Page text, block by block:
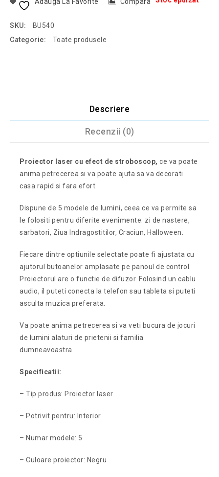
SKU:
BU540
Categorie:
Toate produsele
Descriere
Recenzii (0)
Proiector laser cu efect de stroboscop, ce va poate
anima petrecerea si va poate ajuta sa va decorati
casa rapid si fara efort.
Dispune de 5 modele de lumini, ceea ce va permite sa
le folositi pentru diferite evenimente: zi de nastere,
sarbatori, Ziua Indragostitilor, Craciun, Halloween.
Fiecare dintre optiunile selectate poate fi ajustata cu
ajutorul butoanelor amplasate pe panoul de control.
Proiectorul are o functie de difuzor. Folosind un cablu
audio, il puteti conecta la telefon sau tableta si puteti
asculta muzica preferata.
Va poate anima petrecerea si va veti bucura de jocuri
de lumini alaturi de prietenii si familia
dumneavoastra.
Specificatii:
– Tip produs: Proiector laser
– Potrivit pentru: Interior
– Numar modele: 5
– Culoare proiector: Negru